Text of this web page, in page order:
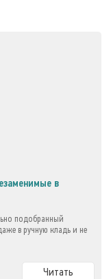
в
подобранный
в ручную кладь и не
Читать